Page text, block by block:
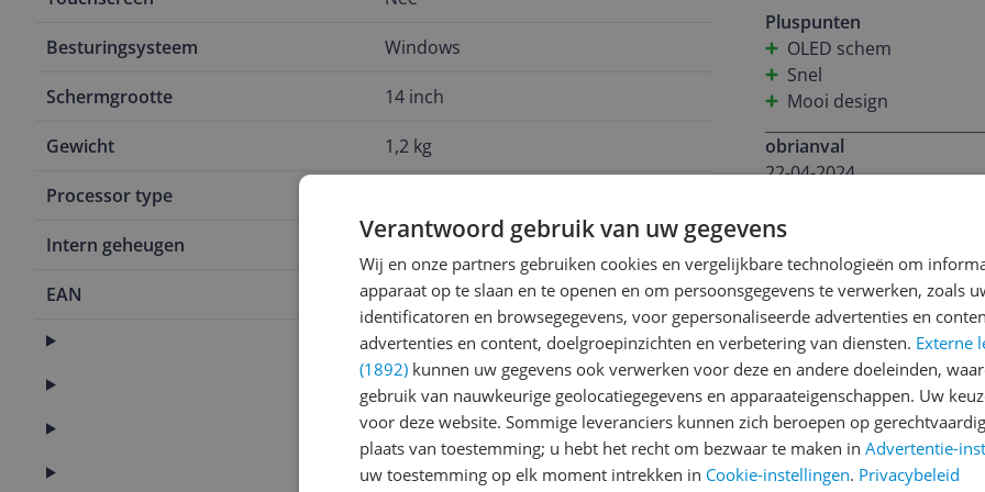
Besturingsysteem Windows
Schermgrootte 14 inch
Gewicht 1,2 kg
Processor type
Intern geheugen 16 GB
EAN
4711387462386
Algemeen
Functies
Scherm
Specificaties
aan het Netflixen ben of
kijken. Wat betreft prestaties, deze laptop doet het gewoon goed. Lekker snel,
multitasken is een eitje.
Qua aansluitingen zit je
krachtig en draagbaar. Ik
Pluspunten
OLED schem
Snel
Mooi design
obrianval
22-04-2024
De ASUS Zenbook 14
snelheid en batterijduur.
dagelijkse activiteiten tot
mee, waardoor je de
opladen. Het is een
verschillende plaatsen
Schrijf een review
Heb jij dit product in
met het schrijven van je
Verantwoord gebruik van uw gegevens
Wij en onze partners gebruiken cookies en vergelijkbare technologieën om
apparaat op te slaan en te openen en om persoonsgegevens te verwerken, zoals
identificatoren en browsegegevens, voor gepersonaliseerde advertenties en
advertenties en content, doelgroepinzichten en verbetering van diensten. Externe
(1892) kunnen uw gegevens ook verwerken voor deze en andere doeleinden,
gebruik van nauwkeurige geolocatiegegevens en apparaateigenschappen. Uw
voor deze website. Sommige leveranciers kunnen zich beroepen op
plaats van toestemming; u hebt het recht om bezwaar te maken in Advertentie-
uw toestemming op elk moment intrekken in Cookie-instellingen. Privacybeleid